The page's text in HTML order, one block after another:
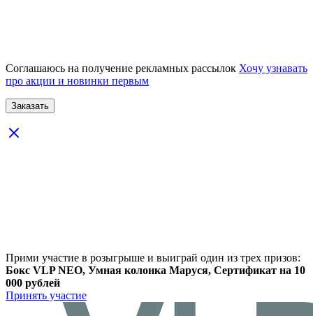
Соглашаюсь на получение рекламных рассылок Хочу узнавать
про акции и новинки первым
Прими участие в розыгрыше и выиграй один из трех призов:
Бокс VLP NEO, Умная колонка Маруся, Сертификат на 10
000 рублей
Принять участие